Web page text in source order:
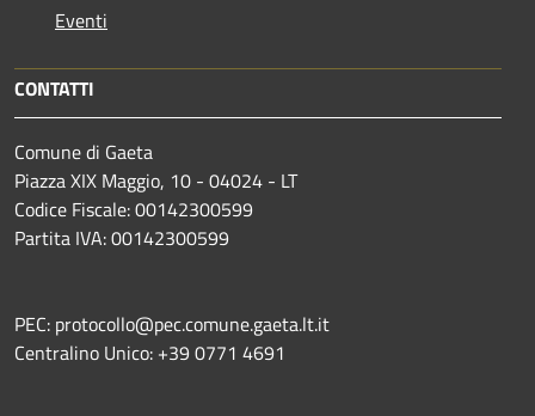
Eventi
CONTATTI
Comune di Gaeta
Piazza XIX Maggio, 10 - 04024 - LT
Codice Fiscale: 00142300599
Partita IVA: 00142300599
PEC: protocollo@pec.comune.gaeta.lt.it
Centralino Unico: +39 0771 4691